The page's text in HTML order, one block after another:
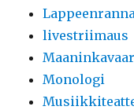
livestriimaus
Monologi